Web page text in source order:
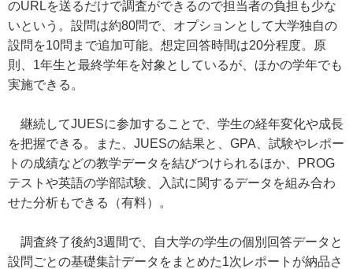
のURLを送るだけで調査ができるので担当者の負担も少な
いという。設問は約80問で、オプションとして大学独自の
設問を10問まで追加可能。想定回答時間は20分程度。原
則、1年生と最終学年を対象としているが、ほかの学年でも
実施できる。
継続してJUESに参加することで、学生の経年変化や成長
を把握できる。また、JUESの結果と、GPA、試験やレポー
トの成績などの教学データを結びつけられるほか、PROG
テストや英語の学部試験、入試に関するデータを組み合わ
せた分析もできる（有料）。
調査終了後約3週間で、自大学の学生の個別回答データと
設問ごとの基礎集計データをまとめた1次レポートが納品さ